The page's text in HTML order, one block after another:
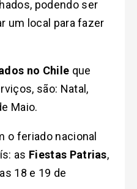
podendo ser
um local para fazer
no Chile que
são: Natal,
Maio.
o feriado nacional
as Fiestas Patrias,
18 e 19 de